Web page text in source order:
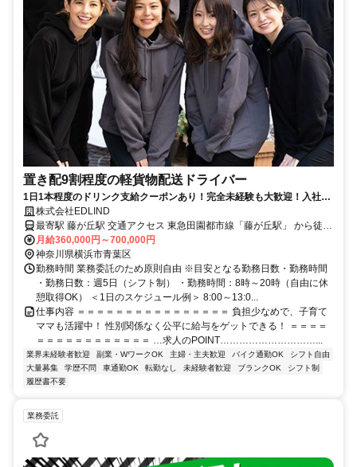
置き配9割程度の軽貨物配送ドライバー
1日1本程度のドリンク支給クーポンあり！完全未経験も大歓迎！入社3
ヶ月以内に90％が月50万円を達成しています。
株式会社EDLIND
最寄駅 藤が丘駅 交通アクセス 東急田園都市線「藤が丘駅」 から徒歩
8分 ●転勤なし ●車・バイク通勤OK
月給360,000円～700,000円
神奈川県横浜市青葉区
勤務時間 業務委託のため原則自由 ※目安となる勤務日数・勤務時間
・勤務日数：週5日（シフト制） ・勤務時間：8時～20時（自由に休
憩取得OK） ＜1日のスケジュール例＞ 8:00～13:0...
仕事内容 ＝＝＝＝＝＝＝＝＝＝＝＝＝＝＝＝ 負担少なめで、子育て
ママも活躍中！ 性別関係なく公平に給与をゲットできる！ ＝＝＝＝
＝＝＝＝＝＝＝＝＝＝＝＝ …求人のPOINT…………………………...
業界未経験者歓迎 副業・WワークOK 主婦・主夫歓迎 バイク通勤OK
シフト自由
大量募集
学歴不問 車通勤OK 転勤なし 未経験者歓迎 ブランクOK
シフト制
履歴書不要
業務委託